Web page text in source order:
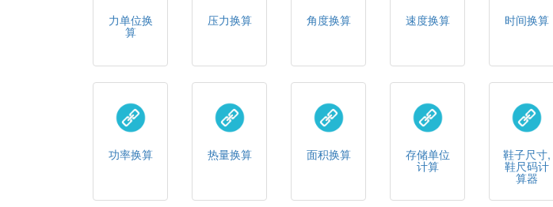
力单位换
算
压力换算 角度换算 速度换算 时间换算
功率换算 热量换算 面积换算 存储单位
计算
鞋子尺寸,
鞋尺码计
算器